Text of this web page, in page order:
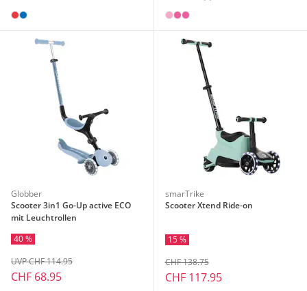
Globber
Scooter 3in1 Go-Up active ECO
mit Leuchtrollen
40 %
CHF 68.95
UVP CHF 114.95
smarTrike
Scooter Xtend Ride-on
15 %
CHF 138.75
CHF 117.95